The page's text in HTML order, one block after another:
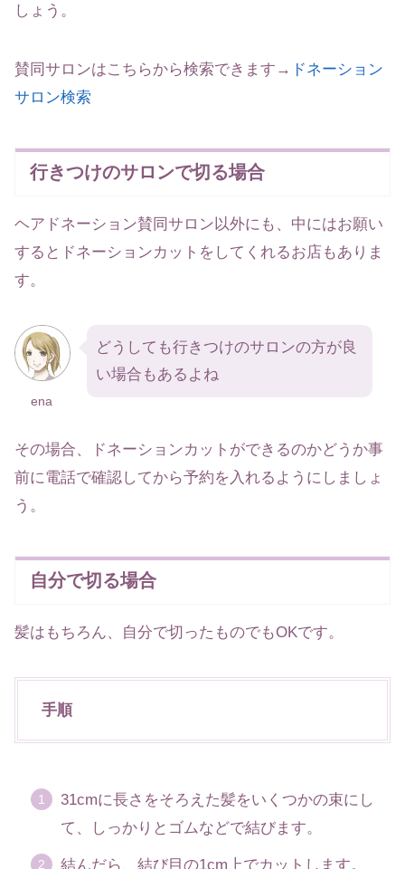
しょう。
賛同サロンはこちらから検索できます→ ドネーション
サロン検索
行きつけのサロンで切る場合
ヘアドネーション賛同サロン以外にも、中にはお願い
するとドネーションカットをしてくれるお店もありま
す。
ena
どうしても行きつけのサロンの方が良
い場合もあるよね
その場合、ドネーションカットができるのかどうか事
前に電話で確認してから予約を入れるようにしましょ
う。
自分で切る場合
髪はもちろん、自分で切ったものでもOKです。
手順
31cmに長さをそろえた髪をいくつかの束にし
て、しっかりとゴムなどで結びます。
結んだら、結び目の1cm上でカットします。